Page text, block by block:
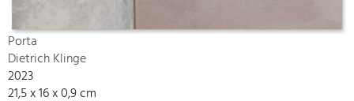
Porta
Dietrich Klinge
2023
21,5 x 16 x 0,9 cm